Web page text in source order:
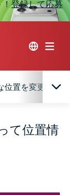
！登録して応募
位置を変更する
るのか？
て位置情